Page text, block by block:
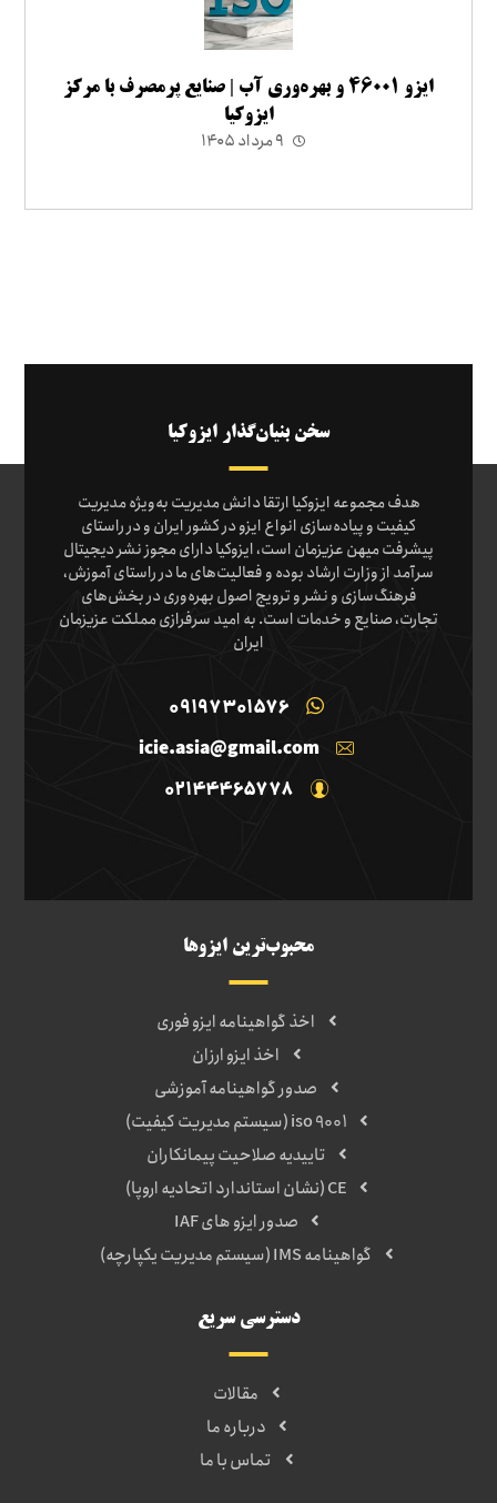
ایزو ۴۶۰۰۱ و بهره‌وری آب | صنایع پرمصرف با مرکز
ایزوکیا
۹ مرداد ۱۴۰۵
سخن بنیان‌گذار ایزوکیا
هدف مجموعه ایزوکیا ارتقا دانش مدیریت به‌ویژه مدیریت
کیفیت و پیاده‌سازی انواع ایزو در کشور ایران و در راستای
پیشرفت میهن عزیزمان است، ایزوکیا دارای مجوز نشر دیجیتال
سرآمد از وزارت ارشاد بوده و فعالیت‌های ما در راستای آموزش،
فرهنگ‌سازی و نشر و ترویج اصول بهره‌وری در بخش‌های
تجارت، صنایع و خدمات است. به امید سرفرازی مملکت عزیزمان
ایران
09197301576
icie.asia@gmail.com
02144465778
محبوب‌ترین ایزوها
اخذ گواهینامه ایزو فوری
اخذ ایزو ارزان
صدور گواهینامه آموزشی
iso 9001 (سیستم مدیریت کیفیت)
تاییدیه صلاحیت پیمانکاران
CE (نشان استاندارد اتحادیه اروپا)
صدور ایزو های IAF
گواهینامه IMS (سیستم مدیریت یکپارچه)
دسترسی سریع
مقالات
درباره ما
تماس با ما